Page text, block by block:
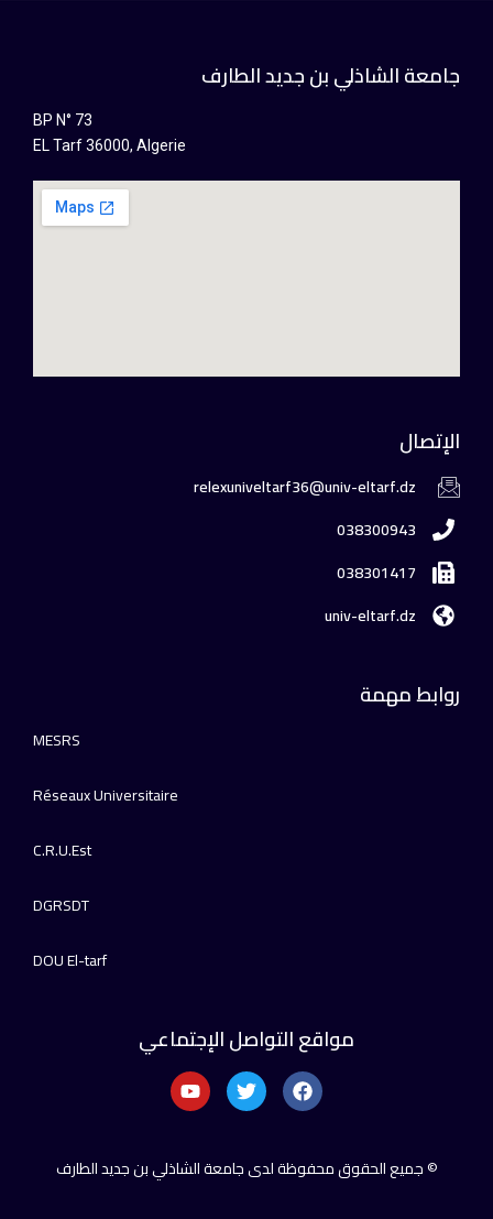
جامعة الشاذلي بن جديد الطارف
BP N° 73
EL Tarf 36000, Algerie
الإتصال
relexuniveltarf36@univ-eltarf.dz
038300943
038301417
univ-eltarf.dz
روابط مهمة
MESRS
Réseaux Universitaire
C.R.U.Est
DGRSDT
DOU El-tarf
مواقع التواصل الإجتماعي
© جميع الحقوق محفوظة لدى جامعة الشاذلي بن جديد الطارف